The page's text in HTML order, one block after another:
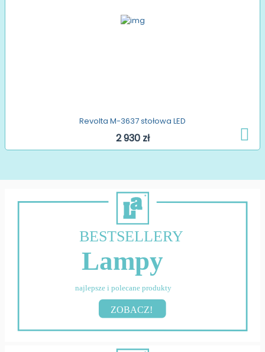
Revolta M-3637 stołowa LED
2 930 zł
BESTSELLERY
Lampy
najlepsze i polecane produkty
ZOBACZ!